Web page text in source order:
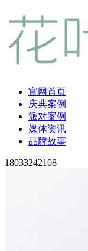
官网首页
庆典案例
派对案例
媒体资讯
品牌故事
18033242108